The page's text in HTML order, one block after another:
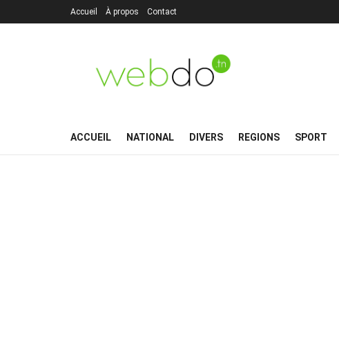
Accueil À propos Contact
ACCUEIL NATIONAL DIVERS REGIONS SPORT